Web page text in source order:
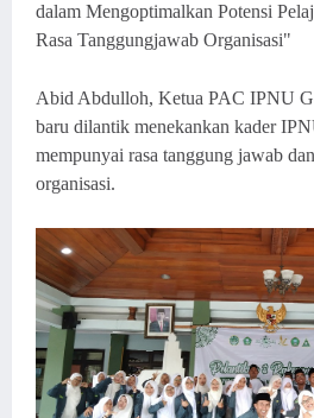
dalam Mengoptimalkan Potensi
Rasa Tanggungjawab Organisasi"
Abid Abdulloh, Ketua PAC IPNU
baru dilantik menekankan kader
mempunyai rasa tanggung jawab
organisasi.